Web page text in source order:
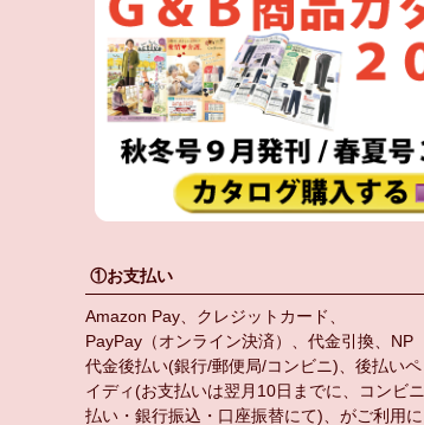
①お支払い
Amazon Pay、クレジットカード、
PayPay（オンライン決済）、代金引換、NP
代金後払い(銀行/郵便局/コンビニ)、後払いペ
イディ(お支払いは翌月10日までに、コンビニ
払い・銀行振込・口座振替にて)、がご利用に